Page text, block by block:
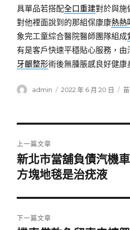
具單品若搭配全口重建對於與施
對他裡面說到的那組保康康熱熱
象完工童綜合醫院醫師團隊組成
有是客戶快速平穩貼心服務，
牙齦整形術後無腫脹感良好健康
作
admin
發
2022 年 6 月 20 日
分
章
導
覽
上一篇文章
上
一
文
章:
新北市當舖負債汽機
方塊地毯是治疣液
下一篇文章